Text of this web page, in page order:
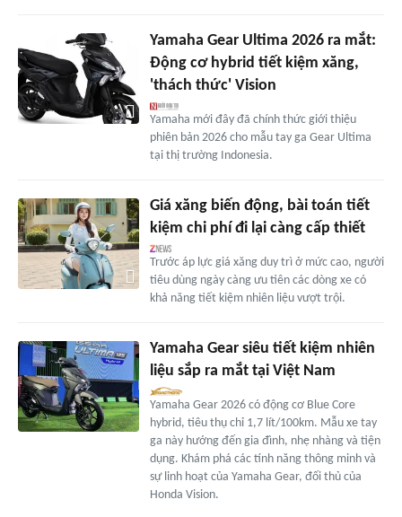
Yamaha Gear Ultima 2026 ra mắt:
Động cơ hybrid tiết kiệm xăng,
'thách thức' Vision
Yamaha mới đây đã chính thức giới thiệu
phiên bản 2026 cho mẫu tay ga Gear Ultima
tại thị trường Indonesia.
Giá xăng biến động, bài toán tiết
kiệm chi phí đi lại càng cấp thiết
Trước áp lực giá xăng duy trì ở mức cao, người
tiêu dùng ngày càng ưu tiên các dòng xe có
khả năng tiết kiệm nhiên liệu vượt trội.
Yamaha Gear siêu tiết kiệm nhiên
liệu sắp ra mắt tại Việt Nam
Yamaha Gear 2026 có động cơ Blue Core
hybrid, tiêu thụ chỉ 1,7 lít/100km. Mẫu xe tay
ga này hướng đến gia đình, nhẹ nhàng và tiện
dụng. Khám phá các tính năng thông minh và
sự linh hoạt của Yamaha Gear, đối thủ của
Honda Vision.